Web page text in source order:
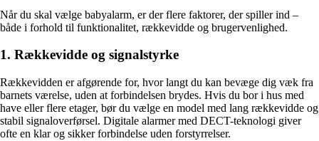
Når du skal vælge babyalarm, er der flere faktorer, der spiller ind –
både i forhold til funktionalitet, rækkevidde og brugervenlighed.
1. Rækkevidde og signalstyrke
Rækkevidden er afgørende for, hvor langt du kan bevæge dig væk fra
barnets værelse, uden at forbindelsen brydes. Hvis du bor i hus med
have eller flere etager, bør du vælge en model med lang rækkevidde og
stabil signaloverførsel. Digitale alarmer med DECT-teknologi giver
ofte en klar og sikker forbindelse uden forstyrrelser.